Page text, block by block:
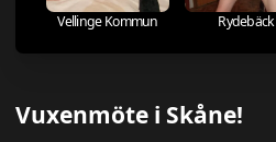
Vellinge Kommun Rydebäck
Vuxenmöte i Skåne!